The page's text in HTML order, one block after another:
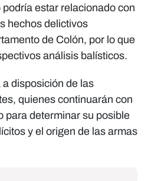
estar relacionado con
hechos delictivos
de Colón, por lo que
análisis balísticos.
disposición de las
quienes continuarán con
para determinar su posible
y el origen de las armas